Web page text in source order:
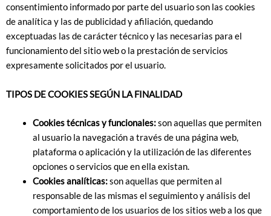
consentimiento informado por parte del usuario son las cookies
de analítica y las de publicidad y afiliación, quedando
exceptuadas las de carácter técnico y las necesarias para el
funcionamiento del sitio web o la prestación de servicios
expresamente solicitados por el usuario.
TIPOS DE COOKIES SEGÚN LA FINALIDAD
Cookies técnicas y funcionales:son aquellas que permiten
al usuario la navegación a través de una página web,
plataforma o aplicación y la utilización de las diferentes
opciones o servicios que en ella existan.
Cookies analíticas:son aquellas que permiten al
responsable de las mismas el seguimiento y análisis del
comportamiento de los usuarios de los sitios web a los que